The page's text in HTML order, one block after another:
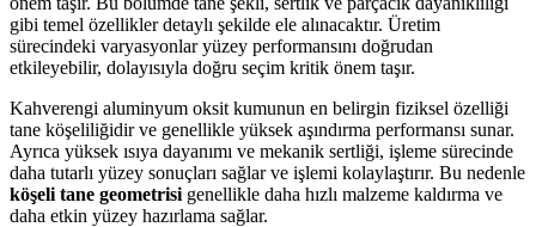
gibi temel özellikler detaylı şekilde ele alınacaktır. Üretim
sürecindeki varyasyonlar yüzey performansını doğrudan
etkileyebilir, dolayısıyla doğru seçim kritik önem taşır.
Kahverengi aluminyum oksit kumunun en belirgin fiziksel özelliği
tane köşeliliğidir ve genellikle yüksek aşındırma performansı sunar.
Ayrıca yüksek ısıya dayanımı ve mekanik sertliği, işleme sürecinde
daha tutarlı yüzey sonuçları sağlar ve işlemi kolaylaştırır. Bu nedenle
köşeli tane geometrisi genellikle daha hızlı malzeme kaldırma ve
daha etkin yüzey hazırlama sağlar.